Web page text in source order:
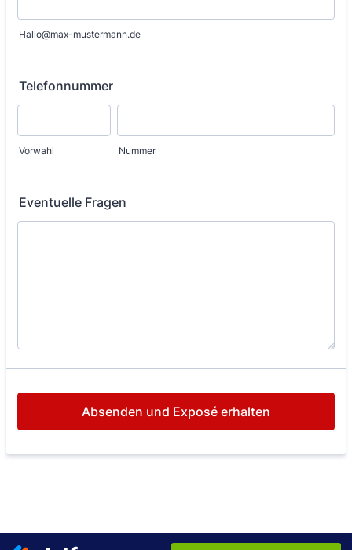
Hallo@max-mustermann.de
Telefonnummer
Vorwahl Nummer
Eventuelle Fragen
Absenden und Exposé erhalten